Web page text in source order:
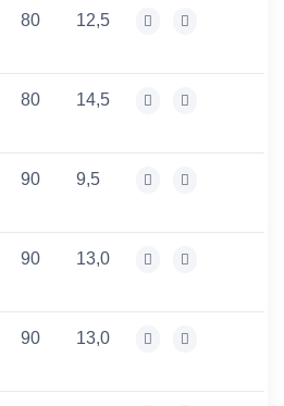
80 12,5
80 14,5
90 9,5
90 13,0
90 13,0